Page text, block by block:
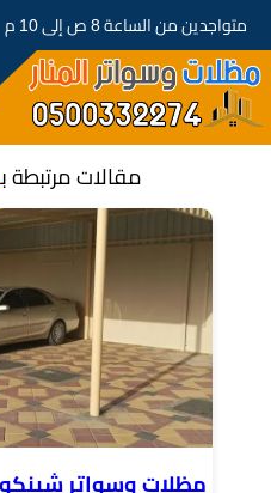
متواجدين من الساعة 8 ص إلى 10 م
مقالات مرتبطة
مظلات وسواتر